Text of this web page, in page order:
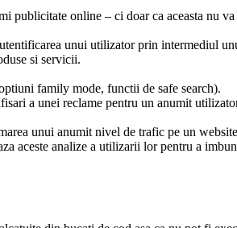
publicitate online – ci doar ca aceasta nu
unui utilizator prin intermediul
si servicii.
family mode, functii de safe search).
a unei reclame pentru un anumit
unui anumit nivel de trafic pe un
aceste analize a utilizarii lor pentru a